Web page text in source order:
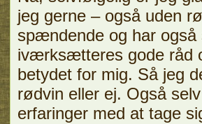
jeg gerne – også uden
spændende og har
iværksætteres gode råd
betydet for mig. Så jeg
rødvin eller ej. Også
erfaringer med at tage